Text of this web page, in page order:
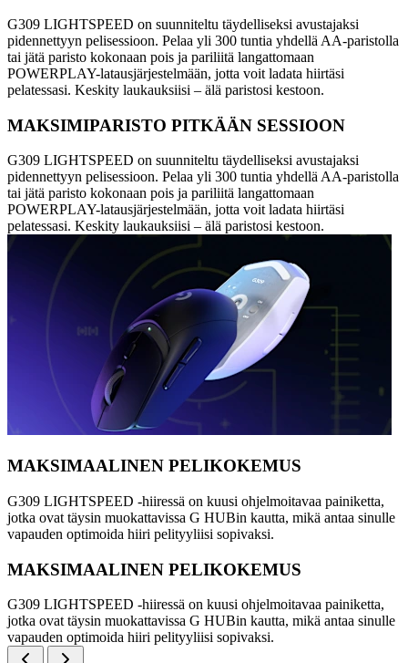
G309 LIGHTSPEED on suunniteltu täydelliseksi avustajaksi
pidennettyyn pelisessioon. Pelaa yli 300 tuntia yhdellä AA-paristolla
tai jätä paristo kokonaan pois ja pariliitä langattomaan
POWERPLAY-latausjärjestelmään, jotta voit ladata hiirtäsi
pelatessasi. Keskity laukauksiisi – älä paristosi kestoon.
MAKSIMIPARISTO PITKÄÄN SESSIOON
G309 LIGHTSPEED on suunniteltu täydelliseksi avustajaksi
pidennettyyn pelisessioon. Pelaa yli 300 tuntia yhdellä AA-paristolla
tai jätä paristo kokonaan pois ja pariliitä langattomaan
POWERPLAY-latausjärjestelmään, jotta voit ladata hiirtäsi
pelatessasi. Keskity laukauksiisi – älä paristosi kestoon.
MAKSIMAALINEN PELIKOKEMUS
G309 LIGHTSPEED -hiiressä on kuusi ohjelmoitavaa painiketta,
jotka ovat täysin muokattavissa G HUBin kautta, mikä antaa sinulle
vapauden optimoida hiiri pelityyliisi sopivaksi.
MAKSIMAALINEN PELIKOKEMUS
G309 LIGHTSPEED -hiiressä on kuusi ohjelmoitavaa painiketta,
jotka ovat täysin muokattavissa G HUBin kautta, mikä antaa sinulle
vapauden optimoida hiiri pelityyliisi sopivaksi.